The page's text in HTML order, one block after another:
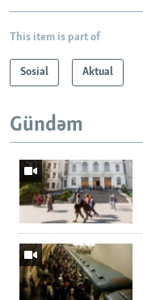
This item is part of
Sosial Aktual
Gündəm